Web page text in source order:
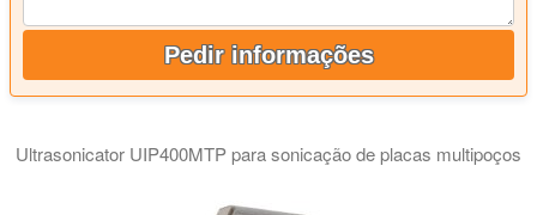
Pedir informações
Ultrasonicator UIP400MTP para sonicação de placas multipoços